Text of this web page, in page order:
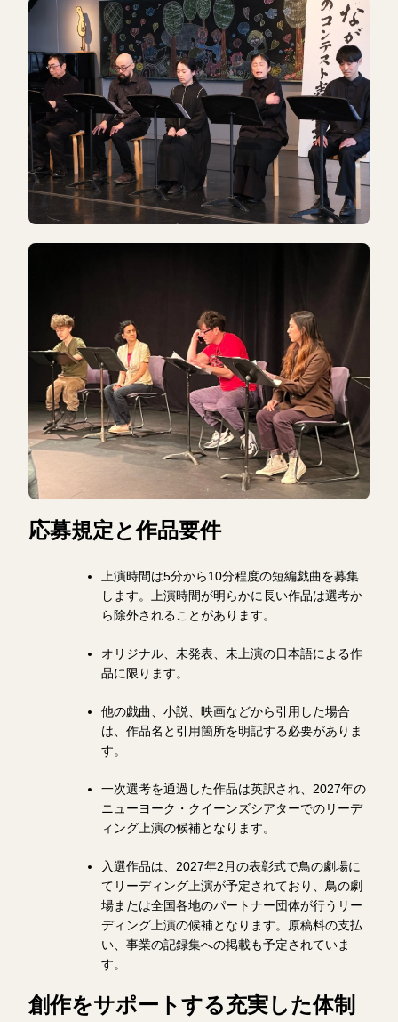
応募規定と作品要件
上演時間は5分から10分程度の短編戯曲を募集
します。上演時間が明らかに長い作品は選考か
ら除外されることがあります。
オリジナル、未発表、未上演の日本語による作
品に限ります。
他の戯曲、小説、映画などから引用した場合
は、作品名と引用箇所を明記する必要がありま
す。
一次選考を通過した作品は英訳され、2027年の
ニューヨーク・クイーンズシアターでのリーデ
ィング上演の候補となります。
入選作品は、2027年2月の表彰式で鳥の劇場に
てリーディング上演が予定されており、鳥の劇
場または全国各地のパートナー団体が行うリー
ディング上演の候補となります。原稿料の支払
い、事業の記録集への掲載も予定されていま
す。
創作をサポートする充実した体制